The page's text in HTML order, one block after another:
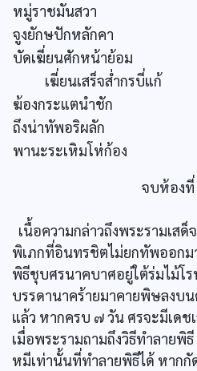
หมู่ราชมันสวา
จูงยักษปักหลักคา
บัดเฆี่ยนศักหน้าย้อม
เฆี่ยนเสร็จส่ำกรบี่แก้
ฆ้องกระแตนำชัก
ถึงน่าทัพอริผลัก
พานะระเหิมโห่ก้อง
จบห้อง
เนื้อความกล่าวถึงพระรามเส
พิเภกที่อินทรชิตไม่ยกทัพออก
พิธีชุบศรนาคบาศอยู่ใต้ร่มไม้โ
บรรดานาคร้ายมาคายพิษลงบ
แล้ว หากครบ ๗ วัน ศรจะมีเด
เมื่อพระรามถามถึงวิธีทำลายพิ
หมีเท่านั้นที่ทำลายพิธีได้ หากกั